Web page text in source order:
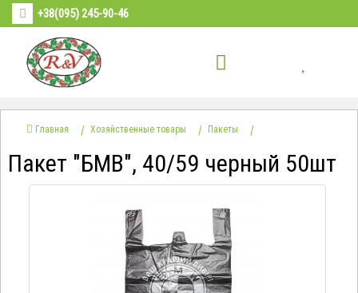
+38(095) 245-90-46
Главная Хозяйственные товары Пакеты
Пакет "БМВ", 40/59 черный 50шт